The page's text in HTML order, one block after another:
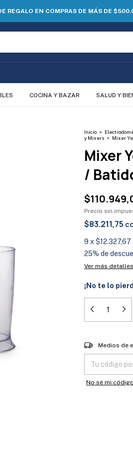
REGALO EN COMPRAS DE MÁS DE
COCINA Y BAZAR SALUD Y
Inicio >
y Mixers > Mixer
Mixer
/
Precio sin
$83.211,75
9 x $12.327,67
25% de
Ver más detalles
¡No te lo
Entregas para el
Medios de
No sé mi